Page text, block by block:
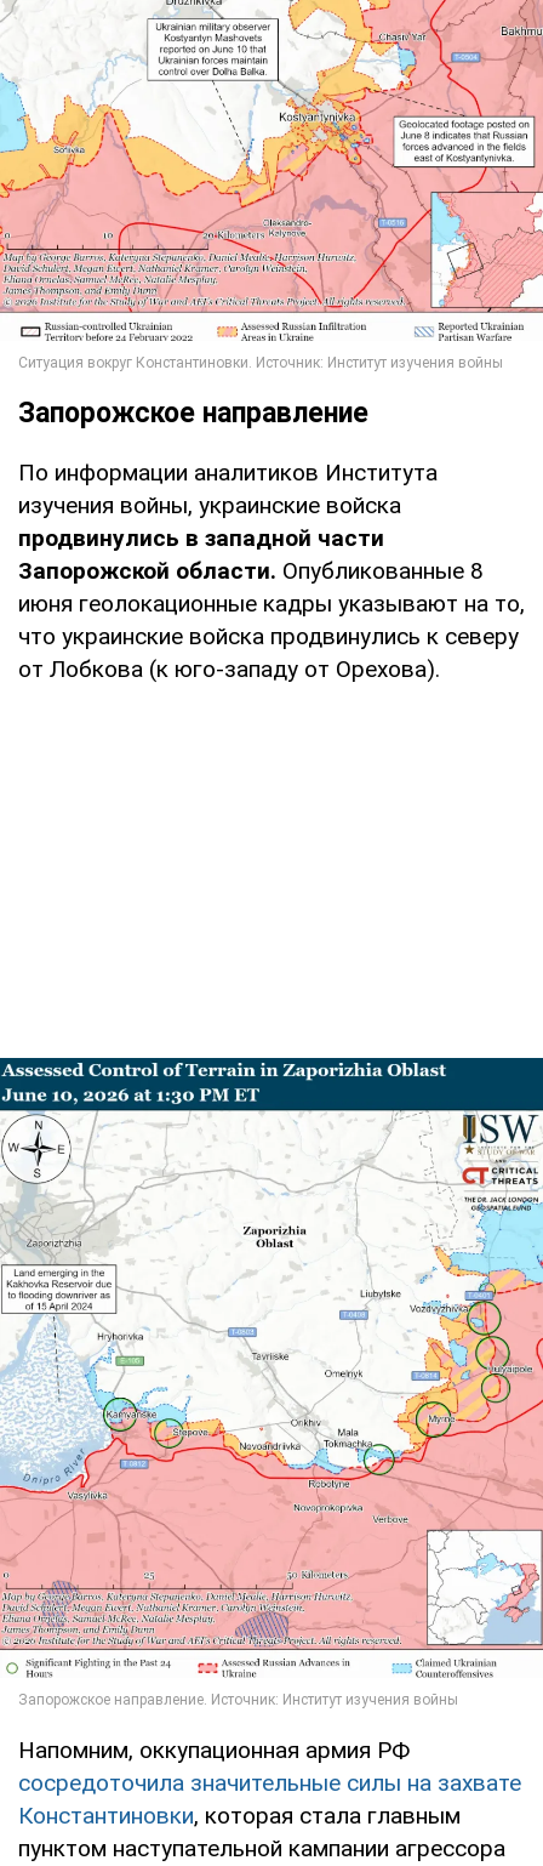
Запорожское направление
По информации аналитиков Института
изучения войны, украинские войска
продвинулись в западной части
Запорожской области. Опубликованные 8
июня геолокационные кадры указывают на то,
что украинские войска продвинулись к северу
от Лобкова (к юго-западу от Орехова).
Напомним, оккупационная армия РФ
сосредоточила значительные силы на захвате
Константиновки, которая стала главным
пунктом наступательной кампании агрессора